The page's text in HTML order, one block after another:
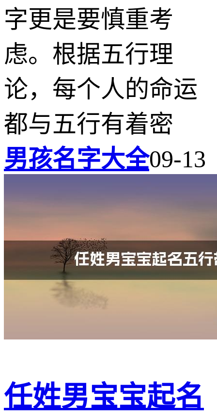
字更是要慎重考
虑。根据五行理
论，每个人的命运
都与五行有着密
男孩名字大全09-13
任姓男宝宝起名